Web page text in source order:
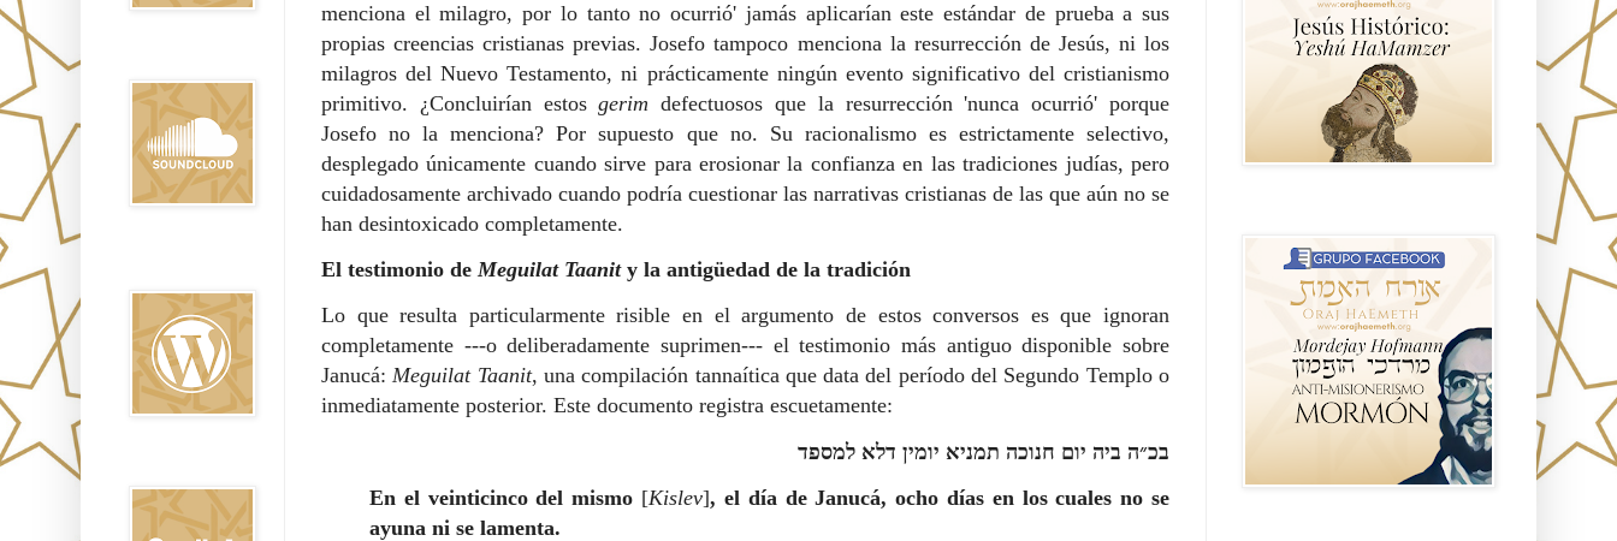
menciona el milagro, por lo tanto no ocurrió' jamás aplicarían este estándar de prueba a sus
propias creencias cristianas previas. Josefo tampoco menciona la resurrección de Jesús, ni los
milagros del Nuevo Testamento, ni prácticamente ningún evento significativo del cristianismo
primitivo. ¿Concluirían estosgerim defectuosos que la resurrección 'nunca ocurrió' porque
Josefo no la menciona? Por supuesto que no. Su racionalismo es estrictamente selectivo,
desplegado únicamente cuando sirve para erosionar la confianza en las tradiciones judías, pero
cuidadosamente archivado cuando podría cuestionar las narrativas cristianas de las que aún no se
han desintoxicado completamente.
El testimonio de Meguilat Taanity la antigüedad de la tradición
Lo que resulta particularmente risible en el argumento de estos conversos es que ignoran
completamente ---o deliberadamente suprimen--- el testimonio más antiguo disponible sobre
Janucá:Meguilat Taanit, una compilación tannaítica que data del período del Segundo Templo o
inmediatamente posterior. Este documento registra escuetamente:
בכ״ה ביה יום חנוכה תמניא יומין דלא למספד
En el veinticinco del mismo [Kislev], el día de Janucá, ocho días en los cuales no se
ayuna ni se lamenta.